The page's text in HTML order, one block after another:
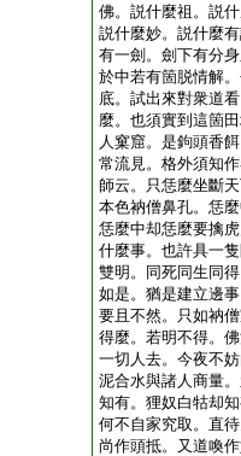
佛。説什麼祖。説
説什麼妙。説什麼
有一劍。劍下有分
於中若有箇脱情解
底。試出來對衆道
麼。也須實到這箇
人窠窟。是鉤頭香
常流見。格外須知
師云。只恁麼坐斷
本色衲僧鼻孔。恁
恁麼中却恁麼要擒
什麼事。也許具一
雙明。同死同生同
如是。猶是建立邊
要且不然。只如衲
得麼。若明不得。
一切人去。今夜不
泥合水與諸人商量
知有。狸奴白牯却
何不自家究取。直
尚作頭抵。又道喚